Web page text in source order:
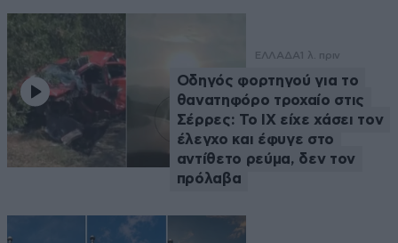
ΕΛΛΑΔΑ 1 λ. πριν
Οδηγός φορτηγού για το
θανατηφόρο τροχαίο στις
Σέρρες: Το ΙΧ είχε χάσει τον
έλεγχο και έφυγε στο
αντίθετο ρεύμα, δεν τον
πρόλαβα